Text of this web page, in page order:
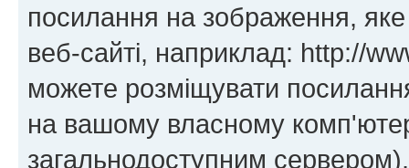
посилання на зображення, яке
веб-сайті, наприклад: http://
можете розміщувати
на вашому власному
загальнодоступним